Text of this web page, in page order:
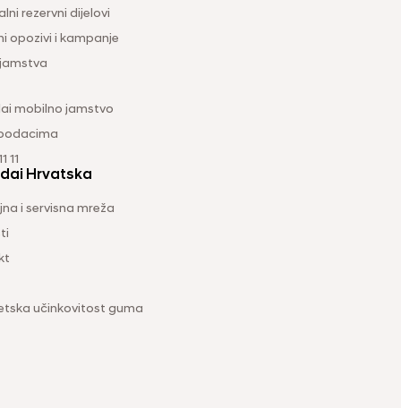
rezervni dijelovi
opozivi i kampanje
mobilno jamstvo
11
Hrvatska
i servisna mreža
učinkovitost guma